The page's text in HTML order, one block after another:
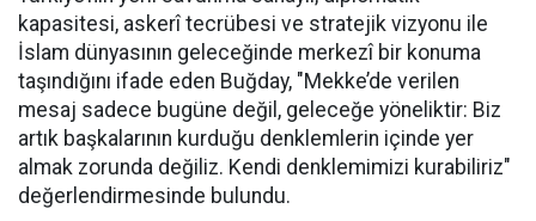
kapasitesi, askerî tecrübesi ve stratejik vizyonu ile
İslam dünyasının geleceğinde merkezî bir konuma
taşındığını ifade eden Buğday, "Mekke’de verilen
mesaj sadece bugüne değil, geleceğe yöneliktir: Biz
artık başkalarının kurduğu denklemlerin içinde yer
almak zorunda değiliz. Kendi denklemimizi kurabiliriz"
değerlendirmesinde bulundu.